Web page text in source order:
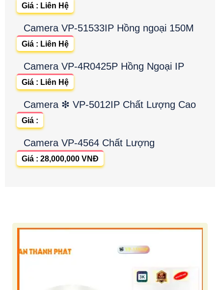
Giá : Liên Hệ
Camera VP-51533IP Hồng ngoại 150M
Giá : Liên Hệ
Camera VP-4R0425P Hồng Ngoại IP
Giá : Liên Hệ
Camera ❇ VP-5012IP Chất Lượng Cao
Giá :
Camera VP-4564 Chất Lượng
Giá : 28,000,000 VNĐ